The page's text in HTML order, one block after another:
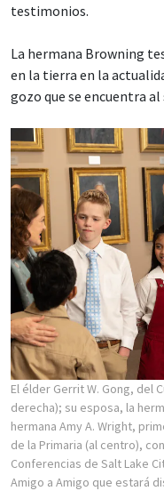
testimonios.
La hermana Browning
en la tierra en la
gozo que se encuentra
El élder Gerrit W. Gong, del
derecha); su esposa, la
hermana Amy A. Wright,
de la Primaria (al centro),
Conferencias de Salt Lake
Amigo a Amigo que estará